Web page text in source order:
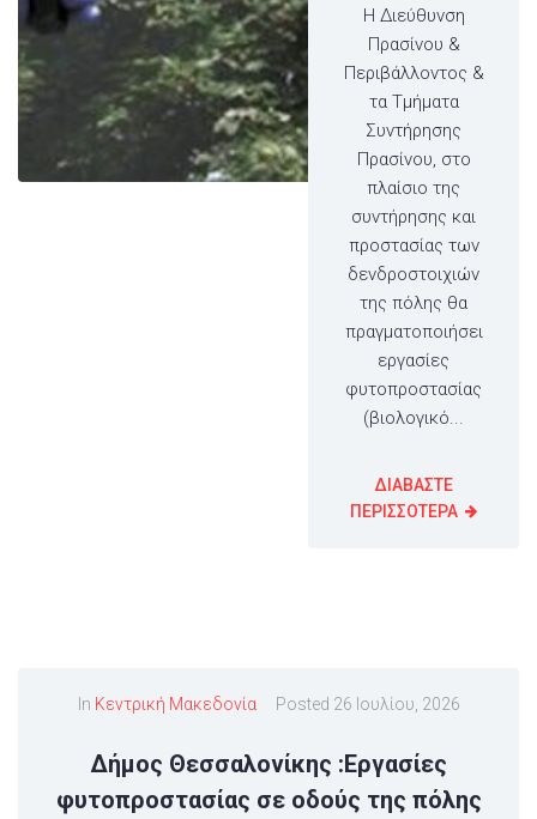
Η Διεύθυνση
Πρασίνου &
Περιβάλλοντος &
τα Τμήματα
Συντήρησης
Πρασίνου, στο
πλαίσιο της
συντήρησης και
προστασίας των
δενδροστοιχιών
της πόλης θα
πραγματοποιήσει
εργασίες
φυτοπροστασίας
(βιολογικό...
ΔΙΑΒΑΣΤΕ
ΠΕΡΙΣΣΟΤΕΡΑ
In Κεντρική Μακεδονία Posted 26 Ιουλίου, 2026
Δήμος Θεσσαλονίκης :Εργασίες
φυτοπροστασίας σε οδούς της πόλης